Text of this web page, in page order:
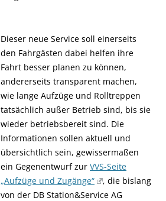
Dieser neue Service soll einerseits
den Fahrgästen dabei helfen ihre
Fahrt besser planen zu können,
andererseits transparent machen,
wie lange Aufzüge und Rolltreppen
tatsächlich außer Betrieb sind, bis sie
wieder betriebsbereit sind. Die
Informationen sollen aktuell und
übersichtlich sein, gewissermaßen
ein Gegenentwurf zur VVS-Seite
„Aufzüge und Zugänge“
, die bislang
von der DB Station&Service AG